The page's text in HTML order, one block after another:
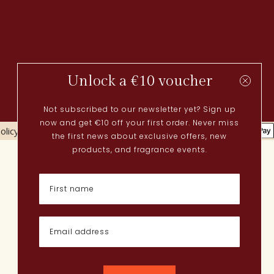
Cookies policy
Actueel
Nieuwe parfums
Perfume Finder
Wat is oudh?
Hoe breng ik parfum aan?
Poederige parfums
Unlock a €10 voucher
Not subscribed to our newsletter yet? Sign up
now and get €10 off your first order. Never miss
the first news about exclusive offers, new
products, and fragrance events.